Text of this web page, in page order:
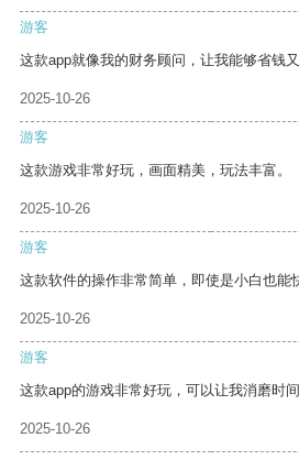
游客
这款app就像我的财务顾问，让我能够省钱又
2025-10-26
游客
这款游戏非常好玩，画面精美，玩法丰富。
2025-10-26
游客
这款软件的操作非常简单，即使是小白也能
2025-10-26
游客
这款app的游戏非常好玩，可以让我消磨时间
2025-10-26